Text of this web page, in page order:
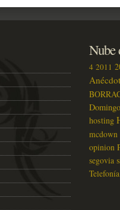
verano
Nube
4 2011
Domingo
hosting
mcdown
opinion
segovia
Telefonía